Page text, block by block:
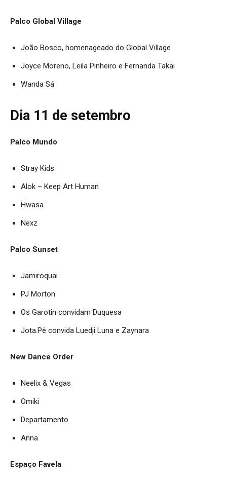
Palco Global Village
João Bosco, homenageado do Global Village
Joyce Moreno, Leila Pinheiro e Fernanda Takai
Wanda Sá
Dia 11 de setembro
Palco Mundo
Stray Kids
Alok – Keep Art Human
Hwasa
Nexz
Palco Sunset
Jamiroquai
PJ Morton
Os Garotin convidam Duquesa
Jota.Pê convida Luedji Luna e Zaynara
New Dance Order
Neelix & Vegas
Omiki
Departamento
Anna
Espaço Favela